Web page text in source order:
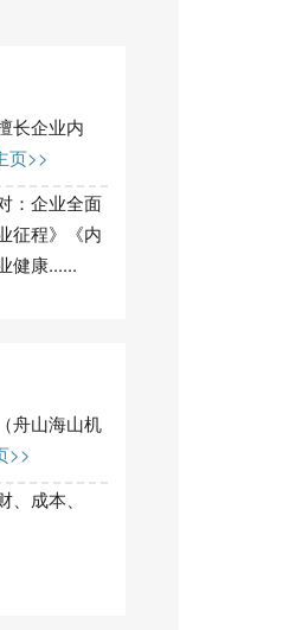
长企业内
页>>
：企业全面
征程》《内
健康......
舟山海山机
>>
成本、